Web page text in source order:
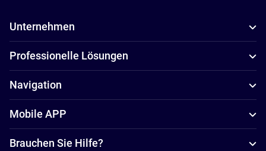
Unternehmen
Professionelle Lösungen
Navigation
Mobile APP
Brauchen Sie Hilfe?